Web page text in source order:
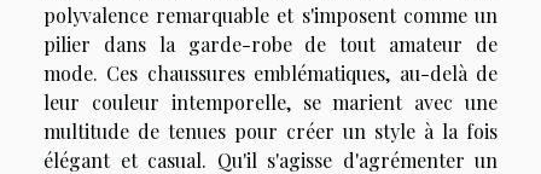
polyvalence remarquable et s'imposent comme un
pilier dans la garde-robe de tout amateur de
mode. Ces chaussures emblématiques, au-delà de
leur couleur intemporelle, se marient avec une
multitude de tenues pour créer un style à la fois
élégant et casual. Qu'il s'agisse d'agrémenter un